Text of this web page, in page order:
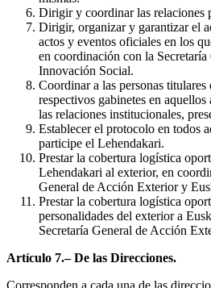
Dirigir y coordinar las relaciones
Dirigir, organizar y garantizar el
actos y eventos oficiales en los
en coordinación con la
Innovación Social.
Coordinar a las personas titulares
respectivos gabinetes en aquellos
las relaciones institucionales,
Establecer el protocolo en todos
participe el Lehendakari.
Prestar la cobertura logística
Lehendakari al exterior, en
General de Acción Exterior y
Prestar la cobertura logística
personalidades del exterior a
Secretaría General de Acción
Artículo 7.– De las Direcciones.
Corresponden a cada una de las